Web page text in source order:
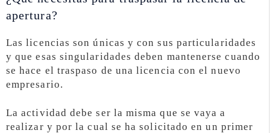
apertura?
Las licencias son únicas y con sus particularidades
y que esas singularidades deben mantenerse cuando
se hace el traspaso de una licencia con el nuevo
empresario.
La actividad debe ser la misma que se vaya a
realizar y por la cual se ha solicitado en un primer